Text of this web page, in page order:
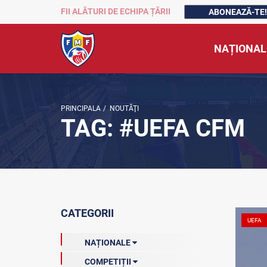
FII ALĂTURI DE ECHIPA ȚĂRII ABONEAZĂ-TE!
PRINCIPALA / NOUTĂŢI
TAG: #UEFA CFM
CATEGORII
NAȚIONALE
COMPETIȚII
UEFA